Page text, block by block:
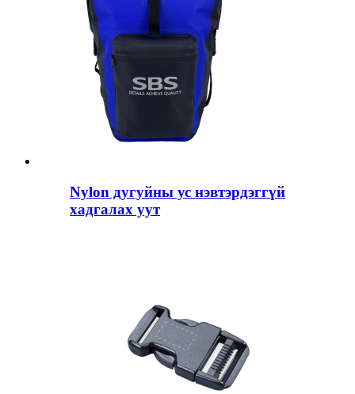
Nylon дугуйны ус нэвтэрдэггүй
хадгалах уут